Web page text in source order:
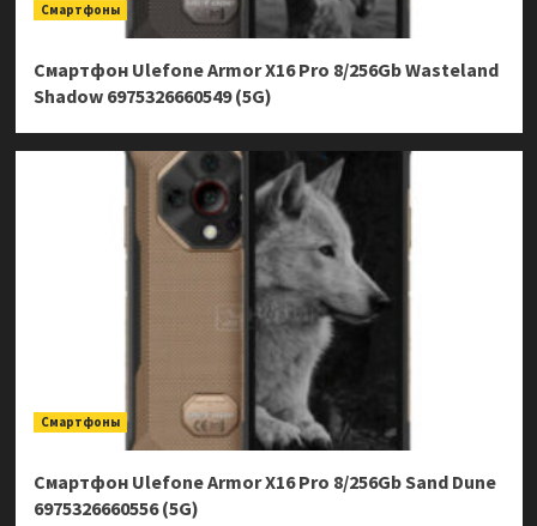
Смартфоны
Смартфон Ulefone Armor X16 Pro 8/256Gb Wasteland
Shadow 6975326660549 (5G)
Смартфоны
Смартфон Ulefone Armor X16 Pro 8/256Gb Sand Dune
6975326660556 (5G)